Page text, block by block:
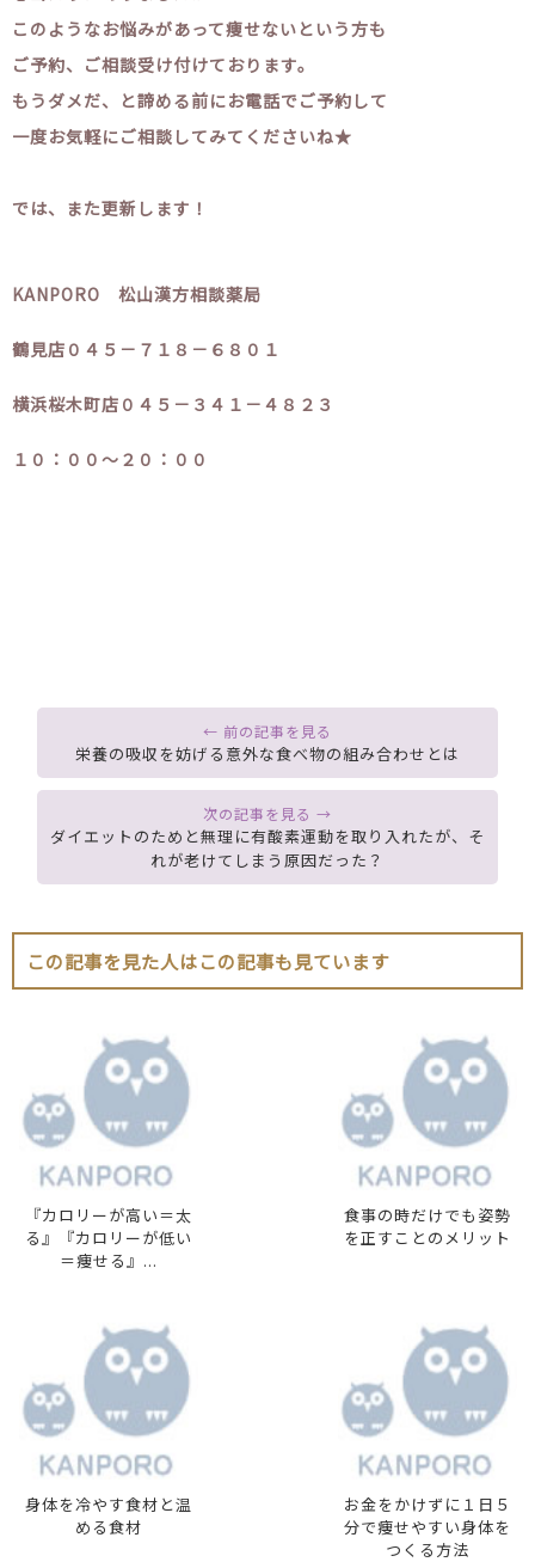
このようなお悩みがあって痩せないという方も
ご予約、ご相談受け付けております。
もうダメだ、と諦める前にお電話でご予約して
一度お気軽にご相談してみてくださいね★
では、また更新します！
KANPORO 松山漢方相談薬局
鶴見店０４５－７１８－６８０１
横浜桜木町店０４５－３４１－４８２３
１０：００～２０：００
栄養の吸収を妨げる意外な食べ物の組み合わせとは
ダイエットのためと無理に有酸素運動を取り入れたが、そ
れが老けてしまう原因だった？
この記事を見た人はこの記事も見ています
『カロリーが高い＝太
る』『カロリーが低い
＝痩せる』...
食事の時だけでも姿勢
を正すことのメリット
身体を冷やす食材と温
める食材
お金をかけずに１日５
分で痩せやすい身体を
つくる方法